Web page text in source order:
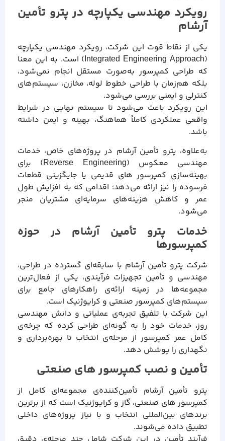
رویکرد مهندسی یکپارچه در پترو تأمین
آرشام
یکی از نقاط قوت این شرکت، رویکرد مهندسی یکپارچه
(Integrated Engineering Approach) است. به این معنا
که طراحی کمپرسور به‌صورت مستقل انجام نمی‌شود،
بلکه هم‌زمان با طراحی خطوط لوله، مخازن، سیستم‌های
کنترلی و ایمنی بررسی می‌شود.
این رویکرد باعث می‌شود تا سیستم نهایی در شرایط
واقعی عملکردی کاملاً هماهنگ، بهینه و ایمن داشته
باشد.
به‌علاوه، پترو تأمین آرشام در پروژه‌های خاص، خدمات
مهندسی معکوس (Reverse Engineering) برای
بهینه‌سازی کمپرسور های قدیمی یا جایگزینی قطعات
فرسوده را نیز ارائه می‌دهد؛ اقدامی که به افزایش طول
عمر و کاهش هزینه‌های سرمایه‌ای مشتریان منجر
می‌شود.
خدمات پترو تأمین آرشام در حوزه
کمپرسورها
شرکت پترو تأمین آرشام با سابقه‌ای گسترده در طراحی،
مهندسی و تأمین تجهیزات فرآیندی، یکی از فعال‌ترین
مجموعه‌ها در زمینه ارائه‌ی راهکارهای جامع برای
سیستم‌های کمپرسور صنعتی و کرایوژنیک است.
این شرکت با تلفیق تجربه‌ی عملیاتی و دانش مهندسی
روز، خدمات خود را به گونه‌ای طراحی کرده که چرخه‌ی
کامل عمر کمپرسور از مرحله‌ی انتخاب تا بهره‌برداری و
نگهداری را پوشش دهد.
تأمین و نصب کمپرسور های صنعتی
پترو تأمین آرشام تأمین‌کننده‌ی مجموعه‌ای کامل از
کمپرسور های صنعتی، گاز و کرایوژنیک است که از برترین
برندهای بین‌المللی انتخاب و با نیاز پروژه‌های داخلی
تطبیق داده می‌شوند.